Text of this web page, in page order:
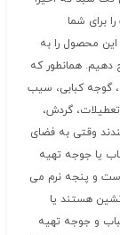
برای شما
این محصول را به
همانطور که
گوجه کبابی، سیب
گردش،
وقتی به فضای
یا جوجه تهیه
و پنجه نرم می
نشین هستند یا
و جوجه تهیه